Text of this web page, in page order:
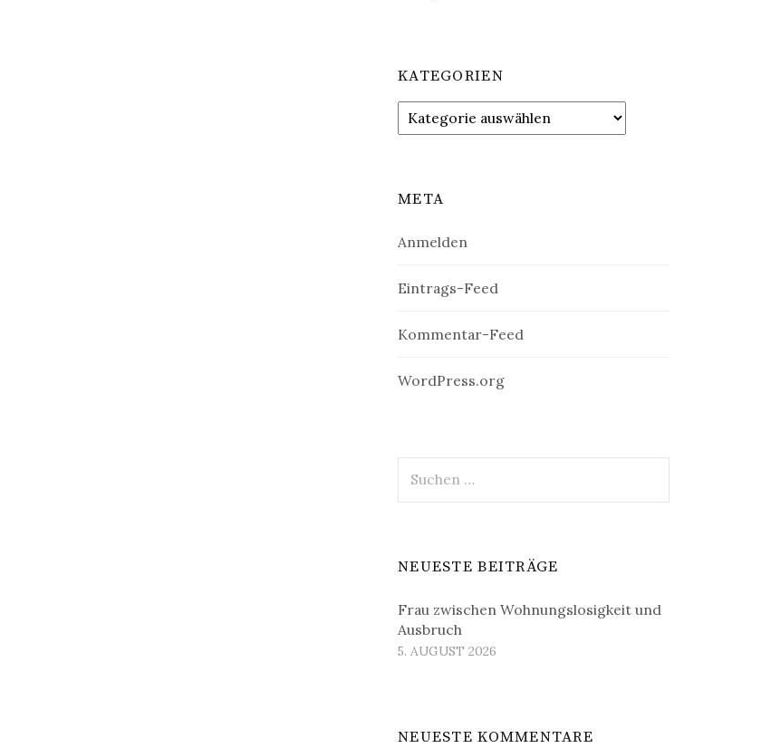
KATEGORIEN
Kategorien
META
Anmelden
Eintrags-Feed
Kommentar-Feed
WordPress.org
nach:
NEUESTE BEITRÄGE
Frau zwischen Wohnungslosigkeit und
Ausbruch
5. AUGUST 2026
NEUESTE KOMMENTARE